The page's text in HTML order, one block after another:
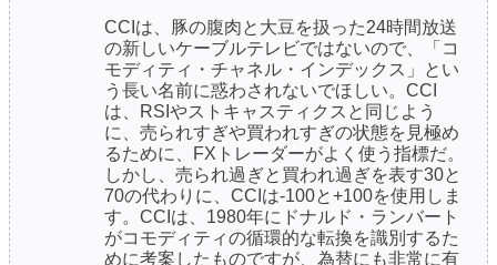
CCIは、豚の腹肉と大豆を扱った24時間放送
の新しいケーブルテレビではないので、「コ
モディティ・チャネル・インデックス」とい
う長い名前に惑わされないでほしい。CCI
は、RSIやストキャスティクスと同じよう
に、売られすぎや買われすぎの状態を見極め
るために、FXトレーダーがよく使う指標だ。
しかし、売られ過ぎと買われ過ぎを表す30と
70の代わりに、CCIは-100と+100を使用しま
す。CCIは、1980年にドナルド・ランバート
がコモディティの循環的な転換を識別するた
めに考案したものですが、為替にも非常に有